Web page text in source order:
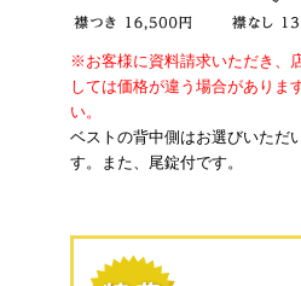
※お客様に資料請求いただき、
しては価格が違う場合がありま
い。
ベストの背中側はお選びいただ
す。また、尾錠付です。